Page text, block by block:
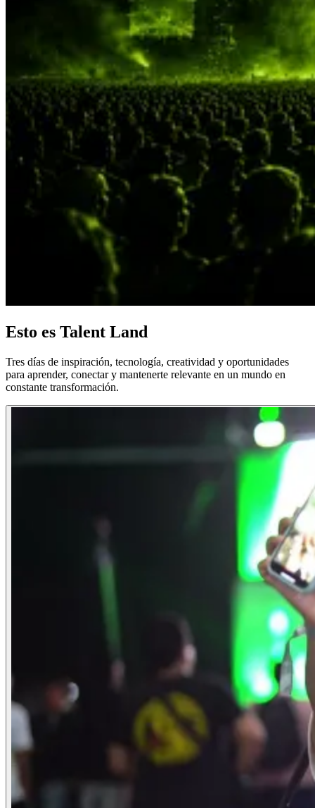
Esto es Talent Land
Tres días de inspiración, tecnología, creatividad y oportunidades
para aprender, conectar y mantenerte relevante en un mundo en
constante transformación.